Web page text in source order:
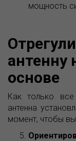
мощность
антенну
основе
Как только все
антенна
момент, чтобы